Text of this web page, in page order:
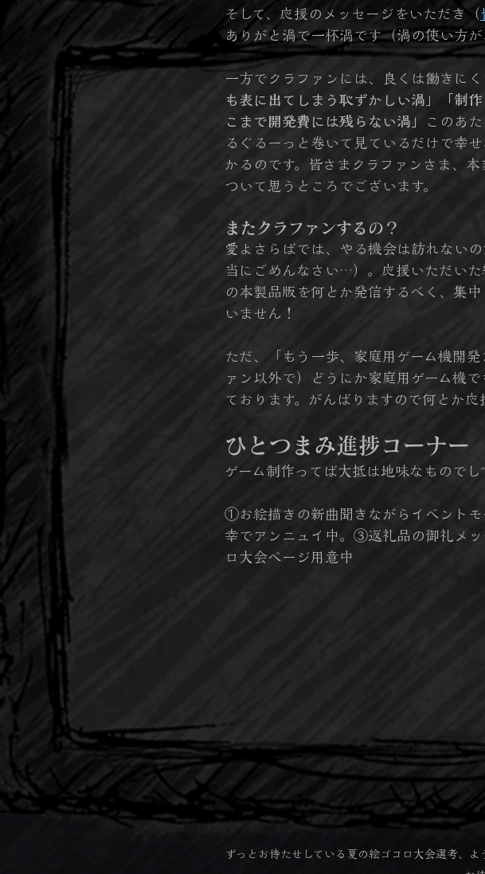
そして、応援のメッセージをいただき（
ありがと渦で一杯渦です（渦の使い方
一方でクラファンには、良くは働きに
も表に出てしまう恥ずかしい渦」「制
こまで開発費には残らない渦」
このあ
るぐるーっと巻いて見ているだけで幸
かるのです。皆さまクラファンさま、
ついて思うところでございます。
またクラファンするの？
愛よさらばでは、やる機会は訪れない
当にごめんなさい…）。応援いただい
の本製品版を何とか発信するべく、集
いません！
ただ、「もう一歩、家庭用ゲーム機開
ァン以外で）どうにか家庭用ゲーム機
ております。がんばりますので何とか
ひとつまみ進捗コーナー
ゲーム制作ってば大抵は地味なものでし
①お絵描きの新曲聞きながらイベント
幸でアンニュイ中。③返礼品の御礼メ
ロ大会ページ用意中
ずっとお待たせしている夏の絵ゴコロ大会選考、